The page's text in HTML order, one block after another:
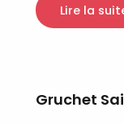
Lire la
Gruchet